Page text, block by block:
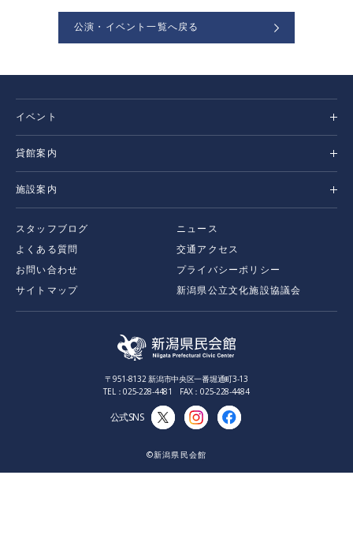
公演・イベント一覧へ戻る
イベント
貸館案内
施設案内
スタッフブログ
ニュース
よくある質問
交通アクセス
お問い合わせ
プライバシーポリシー
サイトマップ
新潟県公立文化施設協議会
〒951-8132 新潟市中央区一番堀通町3-13
TEL：025-228-4481 FAX：025-228-4484
公式SNS
©新潟県民会館